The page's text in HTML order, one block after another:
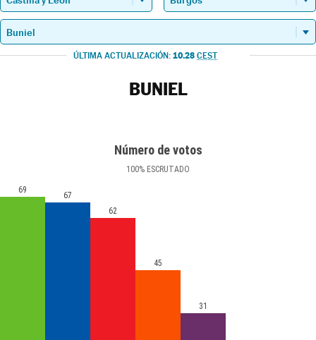
ÚLTIMA ACTUALIZACIÓN: 10.28 CEST
BUNIEL
Número de votos
100% ESCRUTADO
69
67
62
45
31